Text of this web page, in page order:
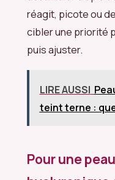
réagit, picote ou
cibler une priorité
puis ajuster.
LIRE AUSSI
teint terne :
Pour une